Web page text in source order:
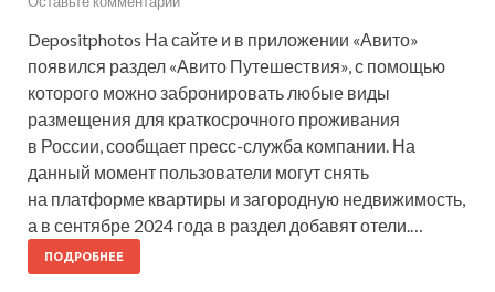
Depositphotos На сайте и в приложении «Авито»
появился раздел «Авито Путешествия», с помощью
которого можно забронировать любые виды
размещения для краткосрочного проживания
в России, сообщает пресс-служба компании. На
данный момент пользователи могут снять
на платформе квартиры и загородную недвижимость,
а в сентябре 2024 года в раздел добавят отели.…
ПОДРОБНЕЕ